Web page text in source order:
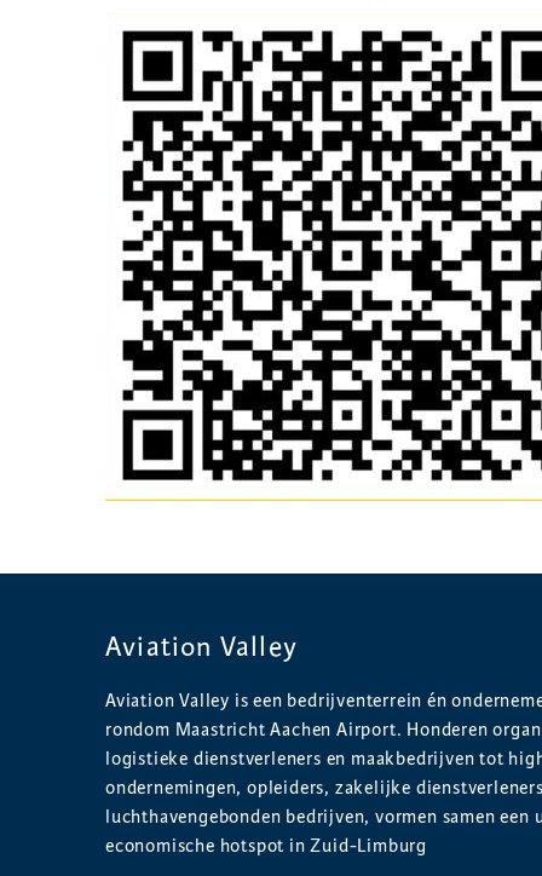
Aviation Valley
Aviation Valley is een bedrijventerrein én
rondom Maastricht Aachen Airport. Honderen
logistieke dienstverleners en maakbedrijven tot
ondernemingen, opleiders, zakelijke
luchthavengebonden bedrijven, vormen samen een
economische hotspot in Zuid-Limburg